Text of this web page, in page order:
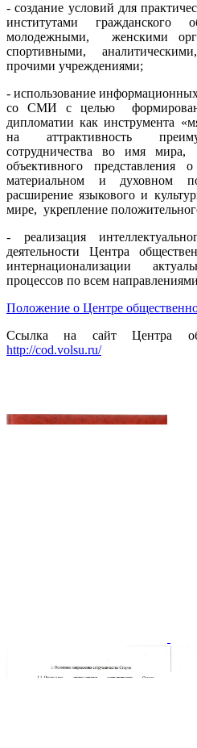
- создание условий для
институтами
молодежными, женскими
спортивными,
прочими учреждениями;
- использование
со СМИ с целью
дипломатии как инструмента
на аттрактивность
сотрудничества во имя
объективного представления
материальном и духовном
расширение языкового и
мире, укрепление
- реализация
деятельности Центра
интернационализации
процессов по всем
Положение о Центре
Ссылка на сайт Центра
http://cod.volsu.ru/